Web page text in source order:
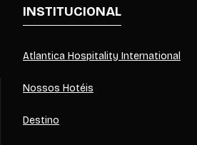
INSTITUCIONAL
Atlantica Hospitality International
Nossos Hotéis
Destino